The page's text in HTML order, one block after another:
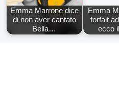
Emma Marrone dice
di non aver cantato
Bella…
Emma
forfait
ecco